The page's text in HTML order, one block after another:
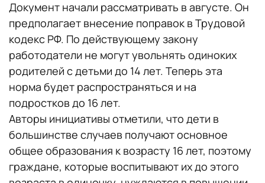
Документ начали рассматривать в августе. Он
предполагает внесение поправок в Трудовой
кодекс РФ. По действующему закону
работодатели не могут увольнять одиноких
родителей с детьми до 14 лет. Теперь эта
норма будет распространяться и на
подростков до 16 лет.
Авторы инициативы отметили, что дети в
большинстве случаев получают основное
общее образования к возрасту 16 лет, поэтому
граждане, которые воспитывают их до этого